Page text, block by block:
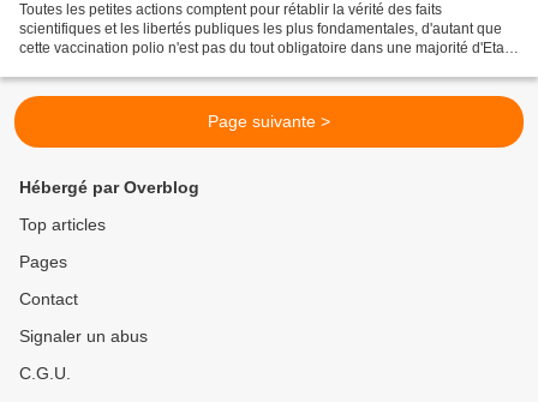
Toutes les petites actions comptent pour rétablir la vérité des faits
scientifiques et les libertés publiques les plus fondamentales, d'autant que
cette vaccination polio n'est pas du tout obligatoire dans une majorité d'Etats
Page suivante >
Hébergé par Overblog
Top articles
Pages
Contact
Signaler un abus
C.G.U.